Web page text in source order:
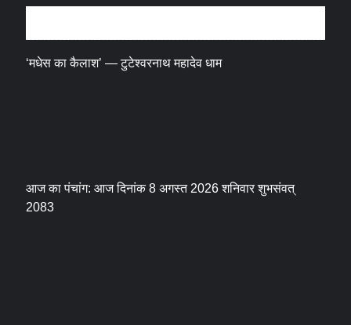
‘मधेस का कैलाश’ — टुटेश्वरनाथ महादेव धाम
आज का पंचांग: आज दिनांक 8 अगस्त 2026 शनिवार शुभसंवत्
2083